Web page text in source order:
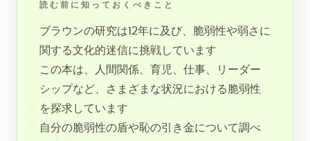
読む前に知っておくべきこと
ブラウンの研究は12年に及び、脆弱性や弱さに
関する文化的迷信に挑戦しています
この本は、人間関係、育児、仕事、リーダー
シップなど、さまざまな状況における脆弱性
を探求しています
自分の脆弱性の盾や恥の引き金について調べ